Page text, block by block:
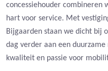
concessiehouder combineren
hart voor service. Met
Bijgaarden staan we dicht bij
dag verder aan een
kwaliteit en passie voor